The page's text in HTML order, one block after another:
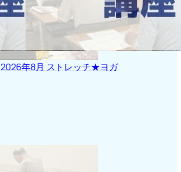
2026年8月 ストレッチ★ヨガ